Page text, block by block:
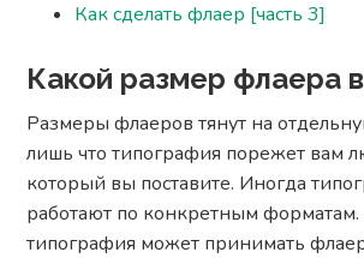
Как сделать флаер [часть 3]
Какой размер флаера
Размеры флаеров тянут на
лишь что типография порежет вам
который вы поставите. Иногда
работают по конкретным
типография может принимать